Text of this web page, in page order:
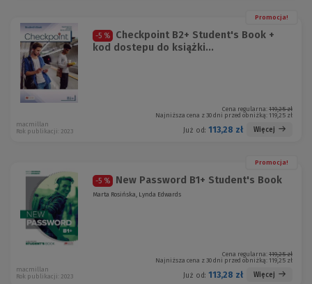
Promocja!
-5 %
Checkpoint B2+ Student's Book +
kod dostepu do książki...
Cena regularna: 119,25 zł
Najniższa cena z 30 dni przed obniżką: 119,25 zł
Już od: 113,28 zł Więcej
macmillan
Rok publikacji: 2023
Promocja!
-5 % New Password B1+ Student's Book
Marta Rosińska, Lynda Edwards
Cena regularna: 119,25 zł
Najniższa cena z 30 dni przed obniżką: 119,25 zł
Już od: 113,28 zł Więcej
macmillan
Rok publikacji: 2023